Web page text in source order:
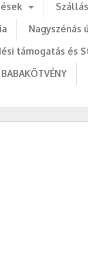
Nagyszénás
támogatás és
BABAKÖTVÉNY